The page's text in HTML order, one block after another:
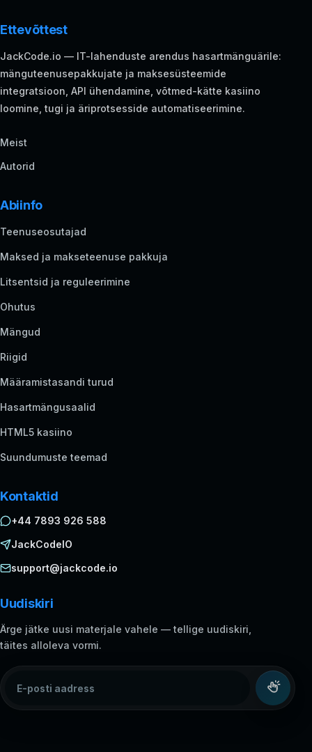
Ettevõttest
JackCode.io — IT-lahenduste arendus hasartmänguärile:
mänguteenusepakkujate ja maksesüsteemide
integratsioon, API ühendamine, võtmed-kätte kasiino
loomine, tugi ja äriprotsesside automatiseerimine.
Meist
Autorid
Abiinfo
Teenuseosutajad
Maksed ja makseteenuse pakkuja
Litsentsid ja reguleerimine
Ohutus
Mängud
Riigid
Määramistasandi turud
Hasartmängusaalid
HTML5 kasiino
Suundumuste teemad
Kontaktid
+44 7893 926 588
JackCodeIO
support@jackcode.io
Uudiskiri
Ärge jätke uusi materjale vahele — tellige uudiskiri,
täites alloleva vormi.